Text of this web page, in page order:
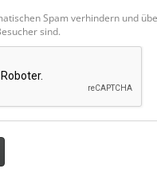
Spam verhindern und
sind.